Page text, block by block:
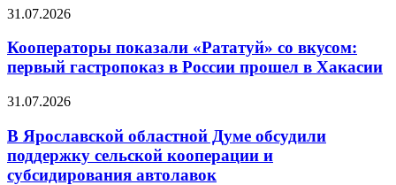
31.07.2026
Кооператоры показали «Рататуй» со вкусом:
первый гастропоказ в России прошел в Хакасии
31.07.2026
В Ярославской областной Думе обсудили
поддержку сельской кооперации и
субсидирования автолавок